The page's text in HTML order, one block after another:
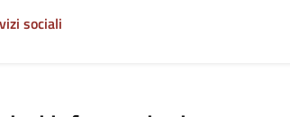
sociali